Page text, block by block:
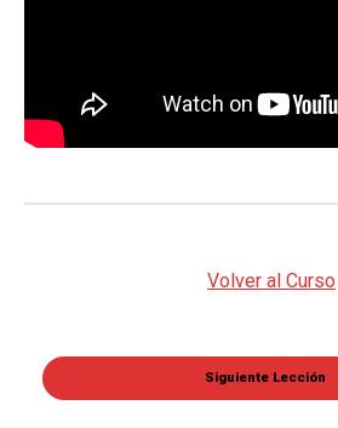
Volver al Curso
Siguiente Lección